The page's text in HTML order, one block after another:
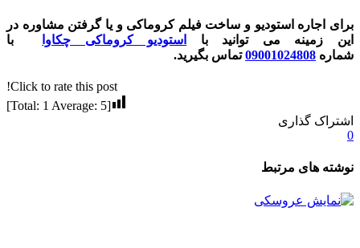
برای اجاره استودیو و ساخت فیلم کروماکی و یا گرفتن مشاوره در
این زمینه می توانید با
استودیو کروماکی چکاوا
با
شماره 09001024808تماس بگیرید.
Click to rate this post!
[Total:
1 Average: 5
]
اشتراک گذاری
0
نوشته های مرتبط